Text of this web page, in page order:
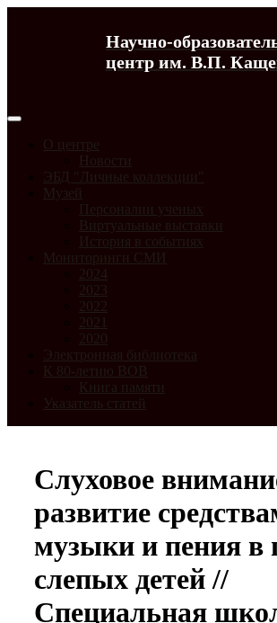
Научно-
центр им. В.П.
О центре
Новости
ЭБД "Личные коллекции"
Музей
Персоналии ученых
Виртуальные выставки
История в событиях
Мониторинги СМИ
2024
2023
2022
2021
2020
Электронная библиотека
К 80-летию ВОВ
Книга памяти
Указатель статей
Слуховое
развитие
музыки и пения в
слепых детей //
Специальная